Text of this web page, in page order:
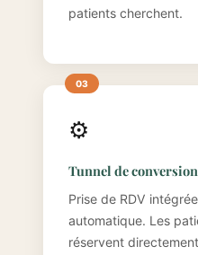
patients cherchent.
⚙️
Tunnel de
Prise de RDV
automatique. Les
réservent